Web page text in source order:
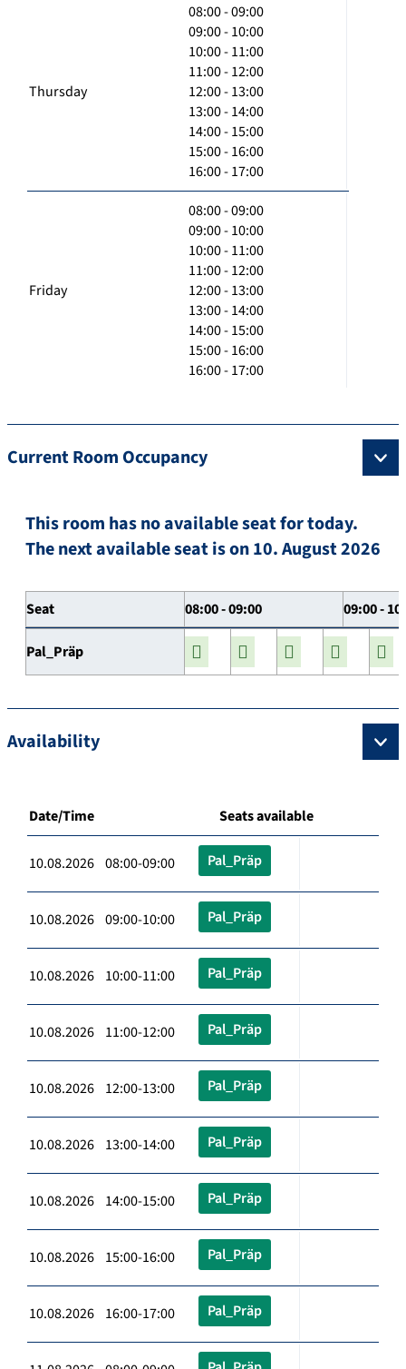
Thursday
08:00 - 09:00
09:00 - 10:00
10:00 - 11:00
11:00 - 12:00
12:00 - 13:00
13:00 - 14:00
14:00 - 15:00
15:00 - 16:00
16:00 - 17:00
Friday
08:00 - 09:00
09:00 - 10:00
10:00 - 11:00
11:00 - 12:00
12:00 - 13:00
13:00 - 14:00
14:00 - 15:00
15:00 - 16:00
16:00 - 17:00
Current Room Occupancy
This room has no available seat for today.
The next available seat is on 10. August 2026
Seat 08:00 - 09:00 09:00 -
Pal_Präp
Availability
Date/Time Seats available
10.08.2026 08:00-09:00 Pal_Präp
10.08.2026 09:00-10:00 Pal_Präp
10.08.2026 10:00-11:00 Pal_Präp
10.08.2026 11:00-12:00 Pal_Präp
10.08.2026 12:00-13:00 Pal_Präp
10.08.2026 13:00-14:00 Pal_Präp
10.08.2026 14:00-15:00 Pal_Präp
10.08.2026 15:00-16:00 Pal_Präp
10.08.2026 16:00-17:00 Pal_Präp